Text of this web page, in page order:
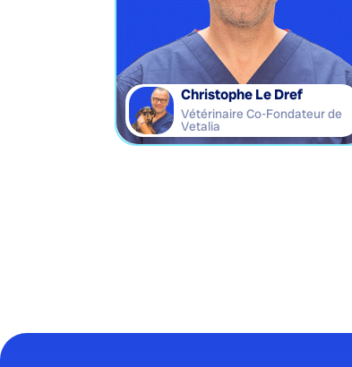
Christophe Le Dref
Vétérinaire Co-Fondateur de
Vetalia